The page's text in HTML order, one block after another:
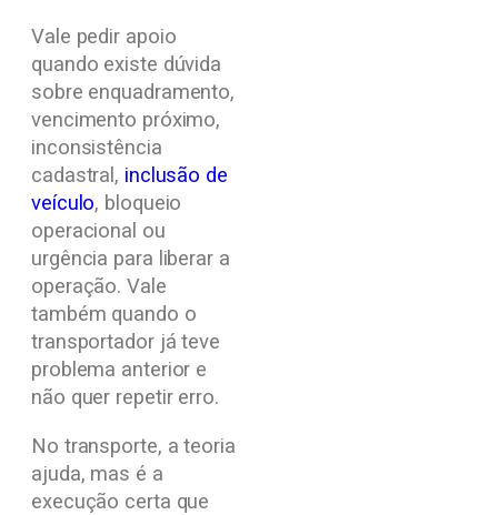
Vale pedir apoio
quando existe dúvida
sobre enquadramento,
vencimento próximo,
inconsistência
cadastral, inclusão de
veículo, bloqueio
operacional ou
urgência para liberar a
operação. Vale
também quando o
transportador já teve
problema anterior e
não quer repetir erro.
No transporte, a teoria
ajuda, mas é a
execução certa que